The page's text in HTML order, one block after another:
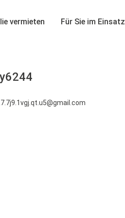
vermieten Für Sie im Einsatz